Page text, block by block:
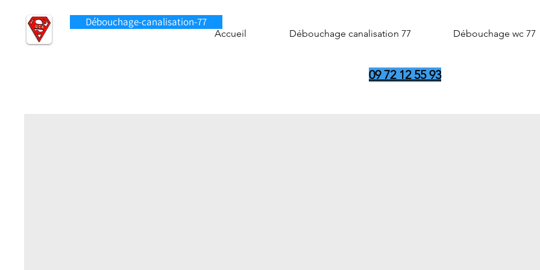
Débouchage-canalisation-77
Accueil Débouchage canalisation 77 Débouchage wc 77
09 72 12 55 93